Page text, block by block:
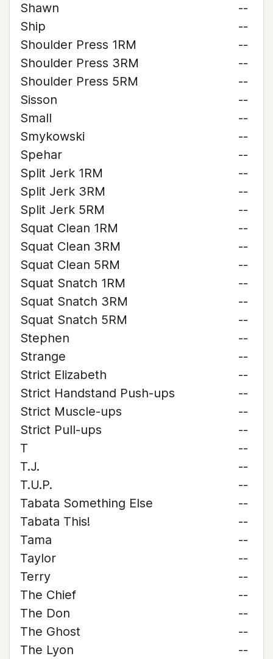
Shawn
--
Ship
--
Shoulder Press 1RM
--
Shoulder Press 3RM
--
Shoulder Press 5RM
--
Sisson
--
Small
--
Smykowski
--
Spehar
--
Split Jerk 1RM
--
Split Jerk 3RM
--
Split Jerk 5RM
--
Squat Clean 1RM
--
Squat Clean 3RM
--
Squat Clean 5RM
--
Squat Snatch 1RM
--
Squat Snatch 3RM
--
Squat Snatch 5RM
--
Stephen
--
Strange
--
Strict Elizabeth
--
Strict Handstand Push-ups
--
Strict Muscle-ups
--
Strict Pull-ups
--
T
--
T.J.
--
T.U.P.
--
Tabata Something Else
--
Tabata This!
--
Tama
--
Taylor
--
Terry
--
The Chief
--
The Don
--
The Ghost
--
The Lyon
--